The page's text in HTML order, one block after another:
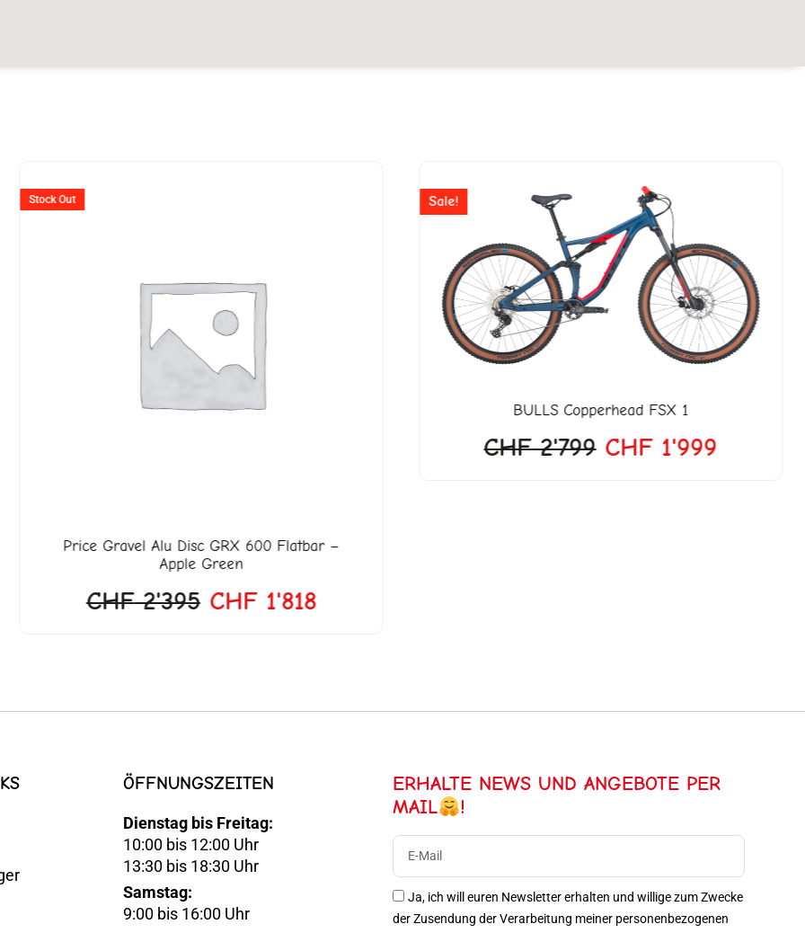
Stock Out
Price Gravel Alu Disc GRX 600 Flatbar –
Apple Green
CHF2'395
CHF 2'395
CHF1'818
Sale!
BULLSCopperhead FSX 1
CHF2'799
Preis
war:
CHF 2'799
CHF1'999
ist:
CHF
ÖFFNUNGSZEITEN
Dienstag bis Freitag:
10:00 bis 12:00 Uhr
13:30 bis 18:30 Uhr
Samstag:
9:00 bis 16:00 Uhr
ERHALTE NEWS UND ANGEBOTE PER
MAIL
!
Ja, ich will euren Newsletter erhalten und willige zum Zwecke
der Zusendung der Verarbeitung meiner personenbezogenen